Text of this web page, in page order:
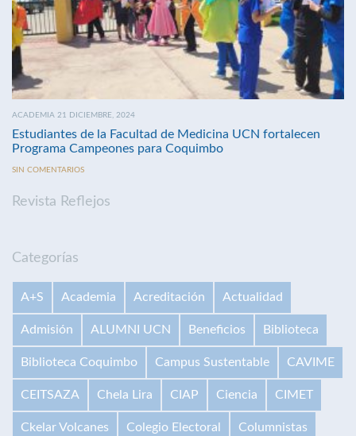
ACADEMIA 21 DICIEMBRE, 2024
Estudiantes de la Facultad de Medicina UCN fortalecen
Programa Campeones para Coquimbo
SIN COMENTARIOS
Revista Reflejos
Categorías
A+S Academia Acreditación Actualidad
Admisión ALUMNI UCN Beneficios Biblioteca
Biblioteca Coquimbo Campus Sustentable CAVIME
CEITSAZA Chela Lira CIAP Ciencia CIMET
Ckelar Volcanes Colegio Electoral Columnistas